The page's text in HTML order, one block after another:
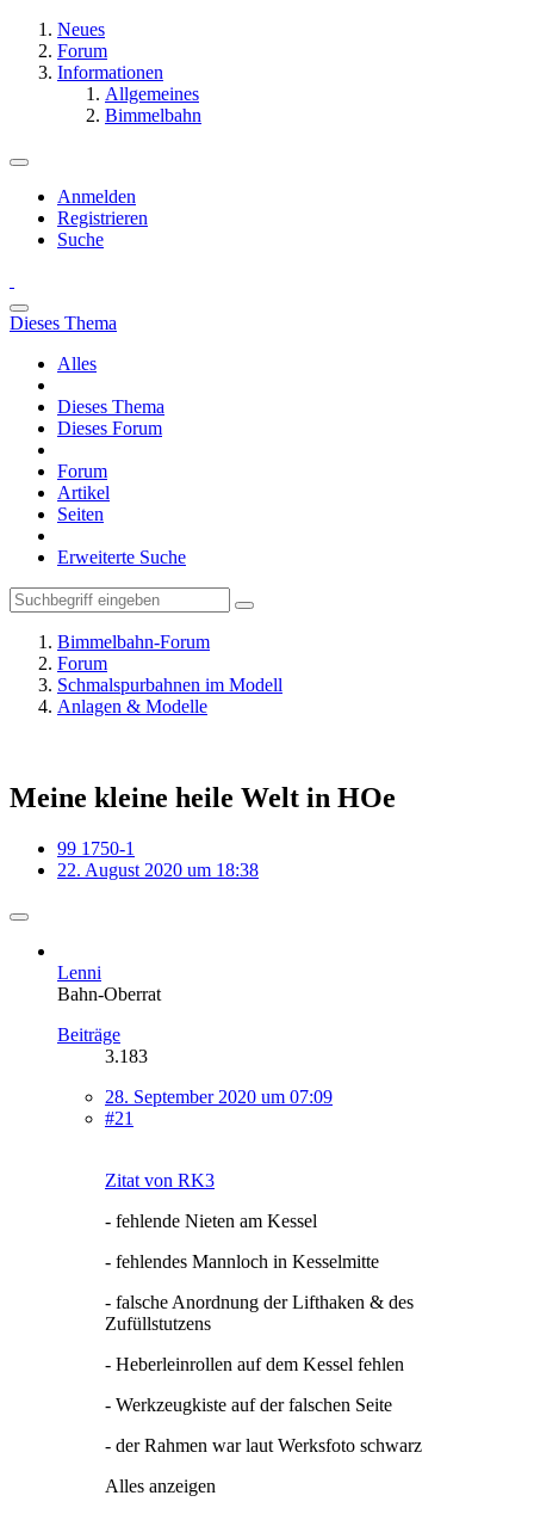
Neues
Forum
Informationen
Allgemeines
Bimmelbahn
Anmelden
Registrieren
Suche
Dieses Thema
Alles
Dieses Thema
Dieses Forum
Forum
Artikel
Seiten
Erweiterte Suche
Bimmelbahn-Forum
Forum
Schmalspurbahnen im Modell
Anlagen & Modelle
Meine kleine heile Welt in HOe
99 1750-1
22. August 2020 um 18:38
Lenni
Bahn-Oberrat
Beiträge
3.183
28. September 2020 um 07:09
#21
Zitat von RK3
- fehlende Nieten am Kessel
- fehlendes Mannloch in Kesselmitte
- falsche Anordnung der Lifthaken & des
Zufüllstutzens
- Heberleinrollen auf dem Kessel fehlen
- Werkzeugkiste auf der falschen Seite
- der Rahmen war laut Werksfoto schwarz
Alles anzeigen